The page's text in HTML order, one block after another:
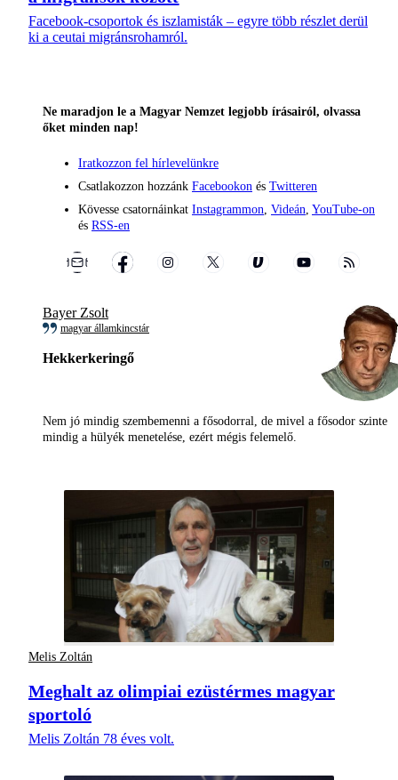
Facebook-csoportok és iszlamisták – egyre több részlet derül
ki a ceutai migránsrohamról.
Ne maradjon le a Magyar Nemzet legjobb írásairól, olvassa
őket minden nap!
Iratkozzon fel hírlevelünkre
Csatlakozzon hozzánk Facebookon és Twitteren
Kövesse csatornáinkat Instagrammon Videán YouTube-on
és RSS-en
Bayer Zsolt
magyar államkincstár
Hekkerkeringő
Nem jó mindig szembemenni a fősodorral, de mivel a fősodor szinte
mindig a hülyék menetelése, ezért mégis felemelő.
Melis Zoltán
Meghalt az olimpiai ezüstérmes magyar
sportoló
Melis Zoltán 78 éves volt.